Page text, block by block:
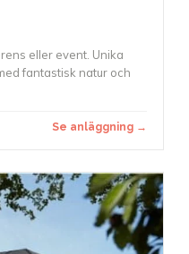
eller event. Unika
fantastisk natur och
Se anläggning →